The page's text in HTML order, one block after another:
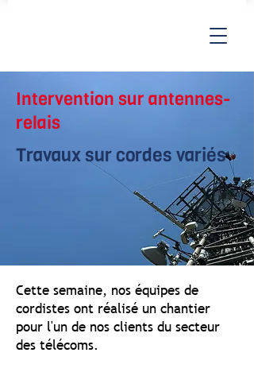
Intervention sur antennes-
relais
Travaux sur cordes variés
Cette semaine, nos équipes de
cordistes ont réalisé un chantier
pour l'un de nos clients du secteur
des télécoms.